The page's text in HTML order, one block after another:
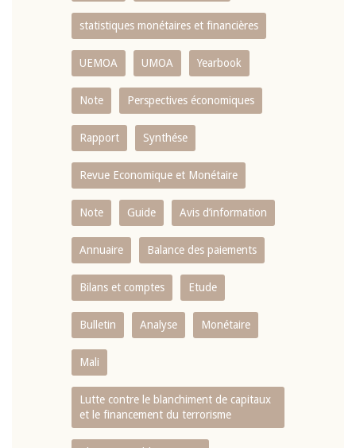
statistiques monétaires et financières
UEMOA UMOA Yearbook
Note Perspectives économiques
Rapport Synthése
Revue Economique et Monétaire
Note Guide Avis d’information
Annuaire Balance des paiements
Bilans et comptes Etude
Bulletin Analyse Monétaire
Mali
Lutte contre le blanchiment de capitaux
et le financement du terrorisme